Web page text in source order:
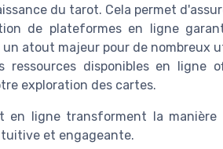
du tarot. Cela permet
de plateformes en ligne
atout majeur pour de nombreux
ressources disponibles en ligne
exploration des cartes.
en ligne transforment la
et engageante.